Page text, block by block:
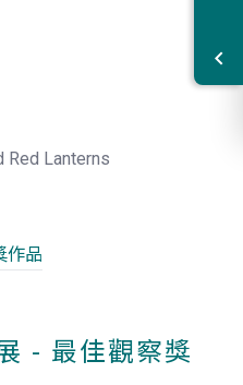
Red Lanterns
作品
- 最佳觀察獎